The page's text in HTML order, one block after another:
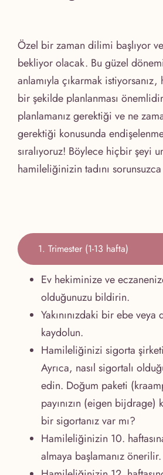
Özel bir zaman dilimi başlıyor
bekliyor olacak. Bu güzel
anlamıyla çıkarmak
bir şekilde planlanması
planlamanız gerektiği ve ne
gerektiği konusunda
sıralıyoruz! Böylece hiçbir şeyi
hamileliğinizin tadını
1. Trimester (1-13 hafta)
Ev hekiminize ve
olduğunuzu bildirin.
Yakınınızdaki bir ebe veya
kaydolun.
Hamileliğinizi sigorta
Ayrıca, nasıl sigortalı
edin. Doğum paketi
payınızın (eigen bijdrage)
bir sigortanız var mı?
Hamileliğinizin 10.
almaya başlamanız önerilir.